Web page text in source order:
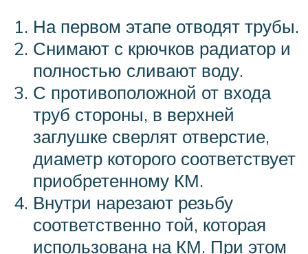
На первом этапе отводят трубы.
Снимают с крючков радиатор и
полностью сливают воду.
С противоположной от входа
труб стороны, в верхней
заглушке сверлят отверстие,
диаметр которого соответствует
приобретенному КМ.
Внутри нарезают резьбу
соответственно той, которая
использована на КМ. При этом